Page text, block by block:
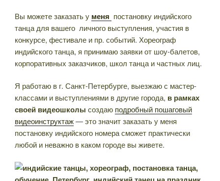
Вы можете заказать у меня постановку индийского
танца для вашего личного выступления, участия в
конкурсе, фестивале и пр. событий. Хореограф
индийского танца, я принимаю заявки от шоу-балетов,
корпоративных заказчиков, школ танца и частных лиц.
Я работаю в г. Санкт-Петербурге, выезжаю с мастер-
классами и выступлениями в другие города, в рамках
своей видеошколы создаю подробный пошаговый
видеоинструктаж— это значит заказать у меня
постановку индийского номера сможет практически
любой и неважно в каком городе вы живете.